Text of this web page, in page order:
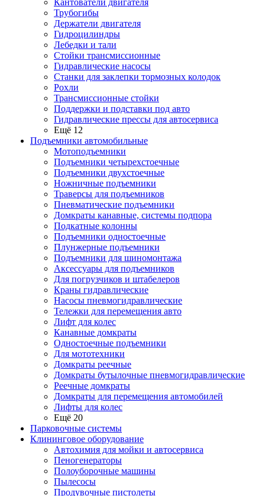
Кантователи двигателя
Трубогибы
Держатели двигателя
Гидроцилиндры
Лебедки и тали
Стойки трансмиссионные
Гидравлические насосы
Cтанки для заклепки тормозных колодок
Рохли
Трансмиссионные стойки
Поддержки и подставки под авто
Гидравлические прессы для автосервиса
Ещё 12
Подъемники автомобильные
Мотоподъемники
Подъемники четырехстоечные
Подъемники двухстоечные
Ножничные подъемники
Траверсы для подъемников
Пневматические подъемники
Домкраты канавные, системы подпора
Подкатные колонны
Подъемники одностоечные
Плунжерные подъемники
Подъемники для шиномонтажа
Аксессуары для подъемников
Для погрузчиков и штабелеров
Краны гидравлические
Насосы пневмогидравлические
Тележки для перемещения авто
Лифт для колес
Канавные домкраты
Одностоечные подъемники
Для мототехники
Домкраты реечные
Домкраты бутылочные пневмогидравлические
Реечные домкраты
Домкраты для перемещения автомобилей
Лифты для колес
Ещё 20
Парковочные системы
Клининговое оборудование
Автохимия для мойки и автосервиса
Пеногенераторы
Полоуборочные машины
Пылесосы
Продувочные пистолеты